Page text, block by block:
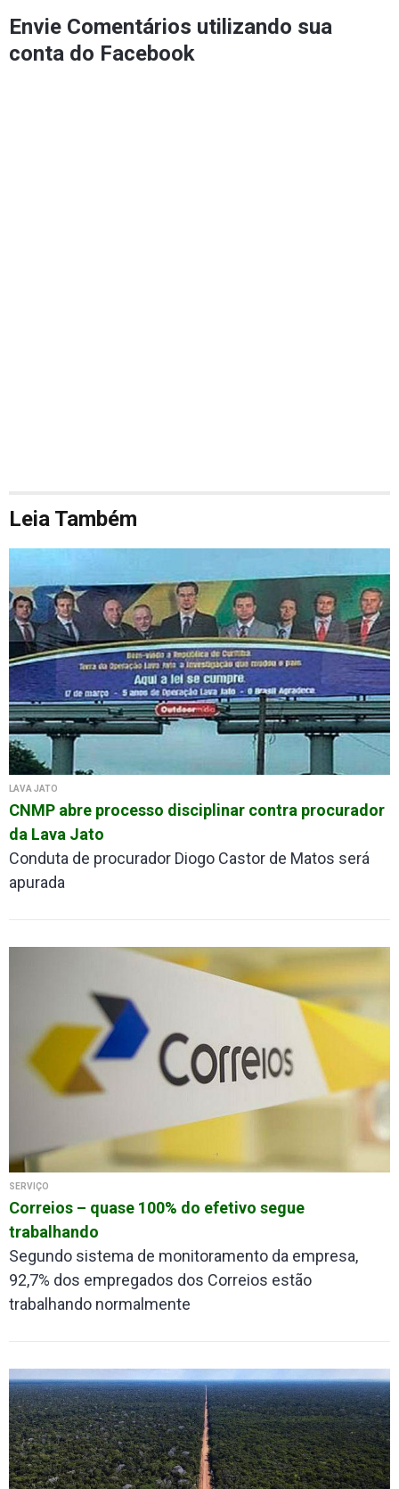
Envie Comentários utilizando sua
conta do Facebook
Leia Também
LAVA JATO
CNMP abre processo disciplinar contra procurador
da Lava Jato
Conduta de procurador Diogo Castor de Matos será
apurada
SERVIÇO
Correios – quase 100% do efetivo segue
trabalhando
Segundo sistema de monitoramento da empresa,
92,7% dos empregados dos Correios estão
trabalhando normalmente